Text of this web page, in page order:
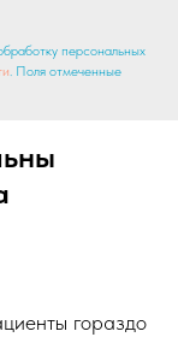
персональных
. Поля отмеченные
гораздо